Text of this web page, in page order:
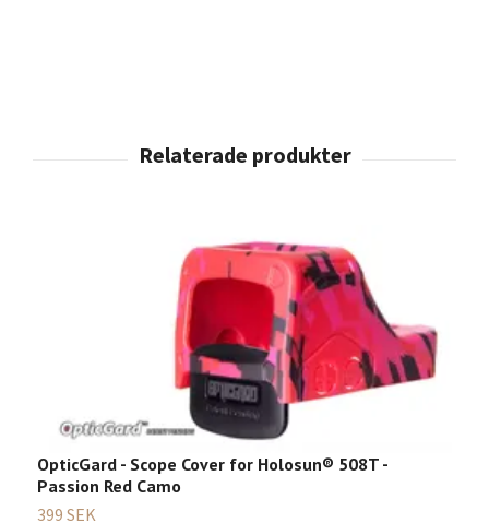
OpticGard - Scope Cover for Holosun® 508T -
Passion Red Camo
399 SEK